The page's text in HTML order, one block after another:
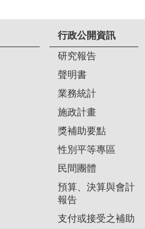
行政公開資訊
研究報告
聲明書
業務統計
施政計畫
獎補助要點
性別平等專區
民間團體
預算、決算與會計
報告
支付或接受之補助